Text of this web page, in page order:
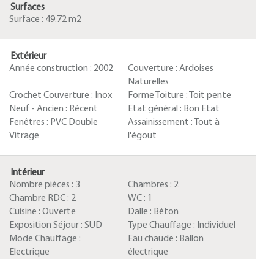
Surfaces
Surface : 49.72 m2
Extérieur
Année construction : 2002 Couverture : Ardoises
Naturelles
Crochet Couverture : Inox Forme Toiture :
Toit pente
Neuf - Ancien : Récent Etat général : Bon Etat
Fenêtres : PVC Double
Vitrage
Assainissement :
Tout à
l'égout
Intérieur
Nombre pièces : 3 Chambres : 2
Chambre RDC : 2 WC : 1
Cuisine : Ouverte Dalle : Béton
Exposition Séjour : SUD Type Chauffage : Individuel
Mode Chauffage :
Electrique
Eau chaude : Ballon
électrique